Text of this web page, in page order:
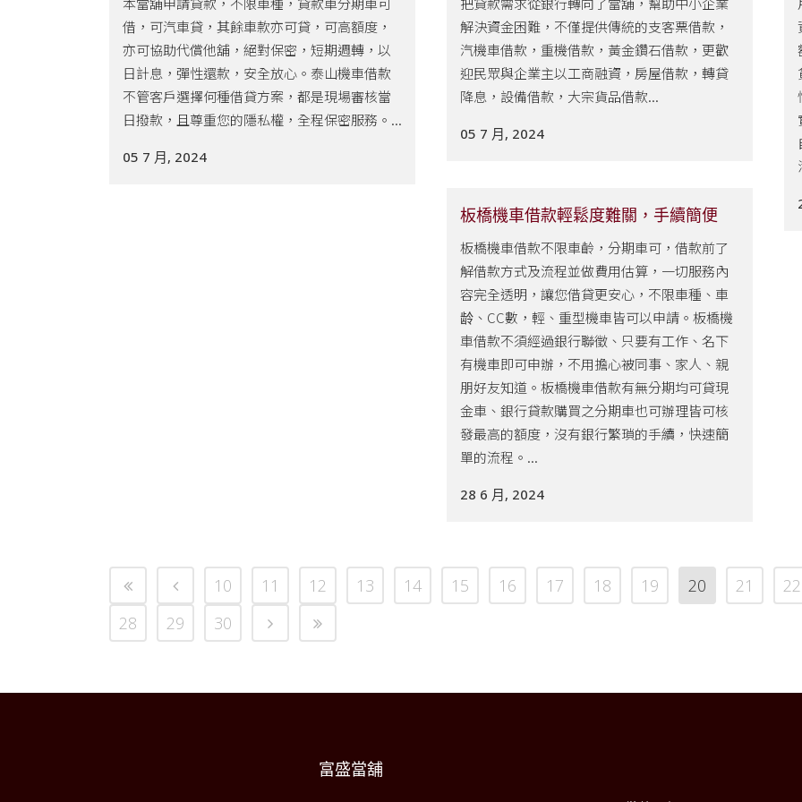
借，可汽車貸，其餘車款亦可貸，可高額度，
亦可協助代償他舖，絕對保密，短期週轉，以
日計息，彈性還款，安全放心。泰山機車借款
不管客戶選擇何種借貸方案，都是現場審核當
日撥款，且尊重您的隱私權，全程保密服務。...
05 7 月, 2024
解決資金困難，不僅提供傳統的支客票借款，
汽機車借款，重機借款，黃金鑽石借款，更歡
迎民眾與企業主以工商融資，房屋借款，轉貸
降息，設備借款，大宗貨品借款...
05 7 月, 2024
板橋機車借款輕鬆度難關，手續簡便
板橋機車借款不限車齡，分期車可，借款前了
解借款方式及流程並做費用估算，一切服務內
容完全透明，讓您借貸更安心，不限車種、車
龄、CC數，輕、重型機車皆可以申請。板橋機
車借款不須經過銀行聯徵、只要有工作、名下
有機車即可申辦，不用擔心被同事、家人、親
朋好友知道。板橋機車借款有無分期均可貸現
金車、銀行貸款購買之分期車也可辦理皆可核
發最高的額度，沒有銀行繁瑣的手續，快速簡
單的流程。...
28 6 月, 2024
10 11 12 13 14 15 16 17 18 19 20 21
22
28
29 30
富盛當舖